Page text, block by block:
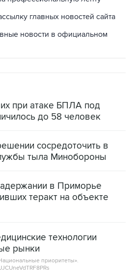
главных новостей сайта
новости в официальном
при атаке БПЛА под
до 58 человек
сосредоточить в
тыла Минобороны
в Приморье
теракт на объекте
технологии
рынки
приоритеты».